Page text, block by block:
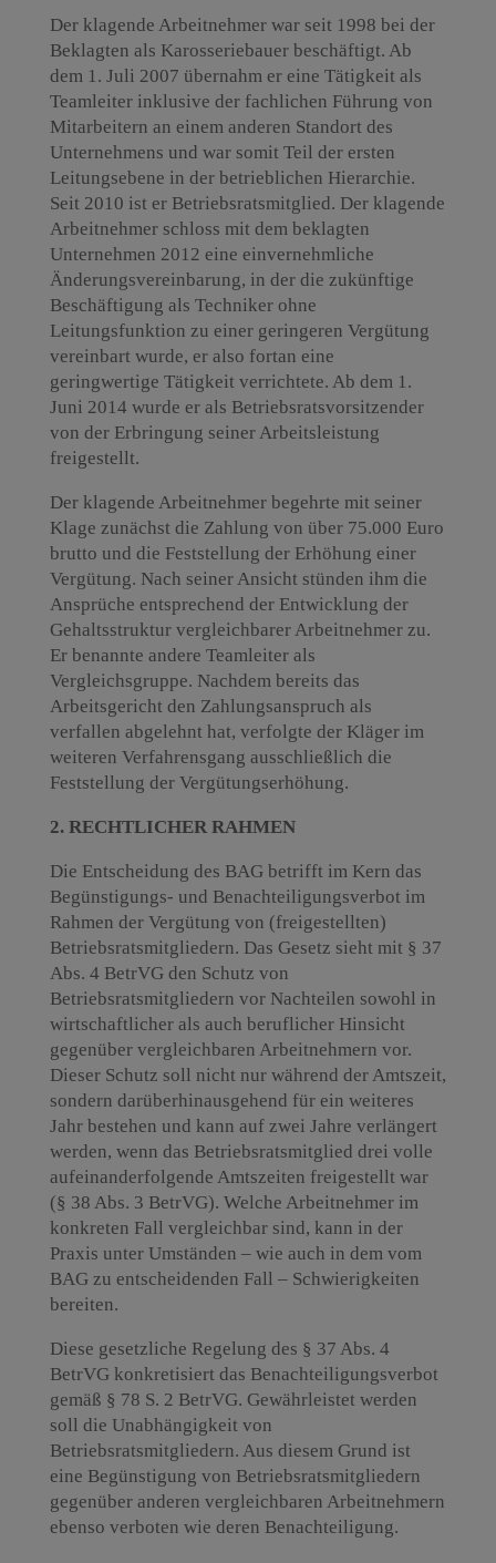
Der klagende Arbeitnehmer war seit 1998 bei der
Beklagten als Karosseriebauer beschäftigt. Ab
dem 1. Juli 2007 übernahm er eine Tätigkeit als
Teamleiter inklusive der fachlichen Führung von
Mitarbeitern an einem anderen Standort des
Unternehmens und war somit Teil der ersten
Leitungsebene in der betrieblichen Hierarchie.
Seit 2010 ist er Betriebsratsmitglied. Der klagende
Arbeitnehmer schloss mit dem beklagten
Unternehmen 2012 eine einvernehmliche
Änderungsvereinbarung, in der die zukünftige
Beschäftigung als Techniker ohne
Leitungsfunktion zu einer geringeren Vergütung
vereinbart wurde, er also fortan eine
geringwertige Tätigkeit verrichtete. Ab dem 1.
Juni 2014 wurde er als Betriebsratsvorsitzender
von der Erbringung seiner Arbeitsleistung
freigestellt.
Der klagende Arbeitnehmer begehrte mit seiner
Klage zunächst die Zahlung von über 75.000 Euro
brutto und die Feststellung der Erhöhung einer
Vergütung. Nach seiner Ansicht stünden ihm die
Ansprüche entsprechend der Entwicklung der
Gehaltsstruktur vergleichbarer Arbeitnehmer zu.
Er benannte andere Teamleiter als
Vergleichsgruppe. Nachdem bereits das
Arbeitsgericht den Zahlungsanspruch als
verfallen abgelehnt hat, verfolgte der Kläger im
weiteren Verfahrensgang ausschließlich die
Feststellung der Vergütungserhöhung.
2. RECHTLICHER RAHMEN
Die Entscheidung des BAG betrifft im Kern das
Begünstigungs- und Benachteiligungsverbot im
Rahmen der Vergütung von (freigestellten)
Betriebsratsmitgliedern. Das Gesetz sieht mit § 37
Abs. 4 BetrVG den Schutz von
Betriebsratsmitgliedern vor Nachteilen sowohl in
wirtschaftlicher als auch beruflicher Hinsicht
gegenüber vergleichbaren Arbeitnehmern vor.
Dieser Schutz soll nicht nur während der Amtszeit,
sondern darüberhinausgehend für ein weiteres
Jahr bestehen und kann auf zwei Jahre verlängert
werden, wenn das Betriebsratsmitglied drei volle
aufeinanderfolgende Amtszeiten freigestellt war
(§ 38 Abs. 3 BetrVG). Welche Arbeitnehmer im
konkreten Fall vergleichbar sind, kann in der
Praxis unter Umständen – wie auch in dem vom
BAG zu entscheidenden Fall – Schwierigkeiten
bereiten.
Diese gesetzliche Regelung des § 37 Abs. 4
BetrVG konkretisiert das Benachteiligungsverbot
gemäß § 78 S. 2 BetrVG. Gewährleistet werden
soll die Unabhängigkeit von
Betriebsratsmitgliedern. Aus diesem Grund ist
eine Begünstigung von Betriebsratsmitgliedern
gegenüber anderen vergleichbaren Arbeitnehmern
ebenso verboten wie deren Benachteiligung.